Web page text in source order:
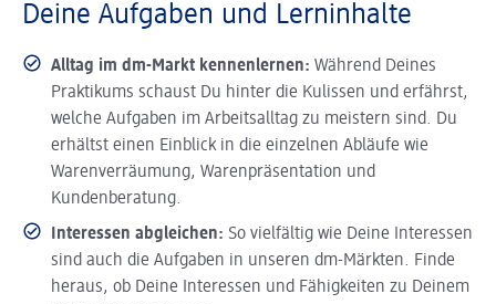
Deine Aufgaben und Lerninhalte
Alltag im dm-Markt kennenlernen: Während Deines
Praktikums schaust Du hinter die Kulissen und erfährst,
welche Aufgaben im Arbeitsalltag zu meistern sind. Du
erhältst einen Einblick in die einzelnen Abläufe wie
Warenverräumung, Warenpräsentation und
Kundenberatung.
Interessen abgleichen: So vielfältig wie Deine Interessen
sind auch die Aufgaben in unseren dm-Märkten. Finde
heraus, ob Deine Interessen und Fähigkeiten zu Deinem